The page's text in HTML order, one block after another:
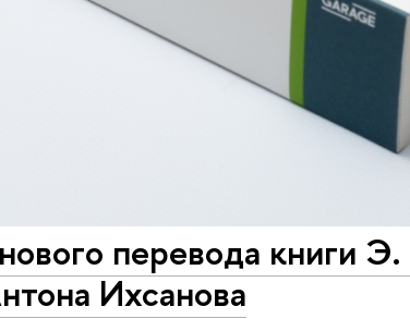
перевода книги
Ихсанова